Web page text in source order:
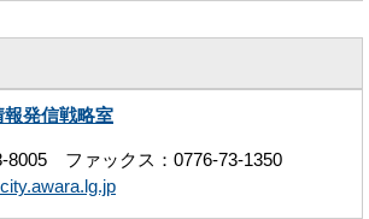
発信戦略室
8005 ファックス：0776-73-1350